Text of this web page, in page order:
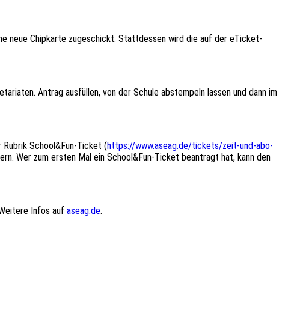
neue Chipkarte zugeschickt. Stattdessen wird die auf der eTicket-
Antrag ausfüllen, von der Schule abstempeln lassen und dann im
Rubrik School&Fun-Ticket (https://www.aseag.de/tickets/zeit-und-abo-
Wer zum ersten Mal ein School&Fun-Ticket beantragt hat, kann den
Infos auf aseag.de.